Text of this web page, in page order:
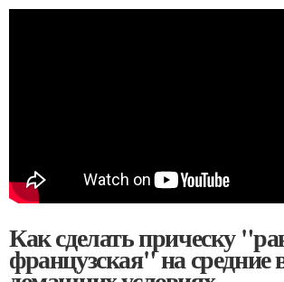
Как сделать прическу
французская" на средние